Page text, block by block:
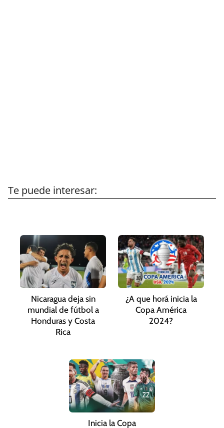
Te puede interesar:
Nicaragua deja sin
mundial de fútbol a
Honduras y Costa
Rica
¿A que horá inicia la
Copa América
2024?
Inicia la Copa